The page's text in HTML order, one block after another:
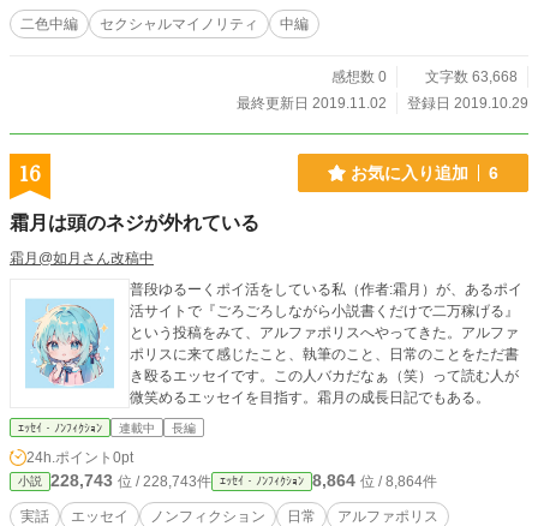
二色中編 セクシャルマイノリティ 中編
感想数 0
文字数 63,668
最終更新日 2019.11.02
登録日 2019.10.29
16 お気に入り追加 6
霜月は頭のネジが外れている
霜月@如月さん改稿中
普段ゆるーくポイ活をしている私（作者:霜月）が、あるポイ
活サイトで『ごろごろしながら小説書くだけで二万稼げる』
という投稿をみて、アルファポリスへやってきた。アルファ
ポリスに来て感じたこと、執筆のこと、日常のことをただ書
き殴るエッセイです。この人バカだなぁ（笑）って読む人が
微笑めるエッセイを目指す。霜月の成長日記でもある。
ｴｯｾｲ・ﾉﾝﾌｨｸｼｮﾝ 連載中 長編
24h.ポイント 0pt
小説 228,743 位 / 228,743件 ｴｯｾｲ・ﾉﾝﾌｨｸｼｮﾝ 8,864 位 / 8,864件
実話 エッセイ ノンフィクション 日常
アルファポリス